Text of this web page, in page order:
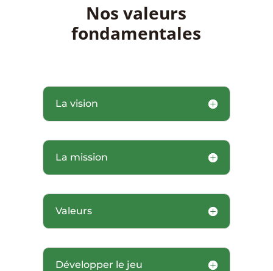
Nos valeurs
fondamentales
La vision
La mission
Valeurs
Développer le jeu